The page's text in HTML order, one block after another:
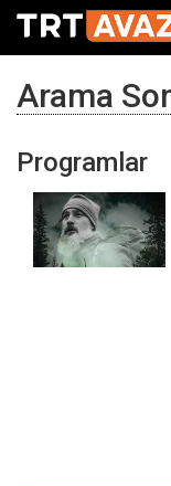
Arama
Programlar